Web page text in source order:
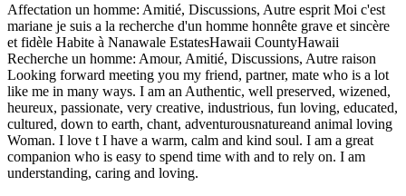
Affectation un homme: Amitié, Discussions, Autre esprit Moi c'est
mariane je suis a la recherche d'un homme honnête grave et sincère
et fidèle Habite à Nanawale EstatesHawaii CountyHawaii
Recherche un homme: Amour, Amitié, Discussions, Autre raison
Looking forward meeting you my friend, partner, mate who is a lot
like me in many ways. I am an Authentic, well preserved, wizened,
heureux, passionate, very creative, industrious, fun loving, educated,
cultured, down to earth, chant, adventurousnatureand animal loving
Woman. I love t I have a warm, calm and kind soul. I am a great
companion who is easy to spend time with and to rely on. I am
understanding, caring and loving.